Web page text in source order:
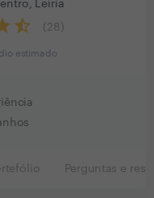
Leiria
28
estimado
Perguntas e